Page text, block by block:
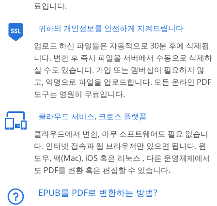
료입니다.
귀하의 개인정보를 안전하게 지켜드립니다
업로드 하신 파일들은 자동적으로 30분 후에 삭제됩
니다. 변환 후 즉시 파일을 서버에서 수동으로 삭제하
실 수도 있습니다. 가입 또는 멤버십이 필요하지 않
고, 익명으로 파일을 업로드합니다. 모든 온라인 PDF
도구는 영원히 무료입니다.
클라우드 서비스, 크로스 플랫폼
클라우드에서 변환, 아무 소프트웨어도 필요 없습니
다. 인터넷 접속과 웹 브라우저만 있으면 됩니다. 윈
도우, 맥(Mac), iOS 혹은 리눅스 , 다른 운영체제에서
도 PDF를 변환 혹은 편집할 수 있습니다.
EPUB를 PDF로 변환하는 방법?